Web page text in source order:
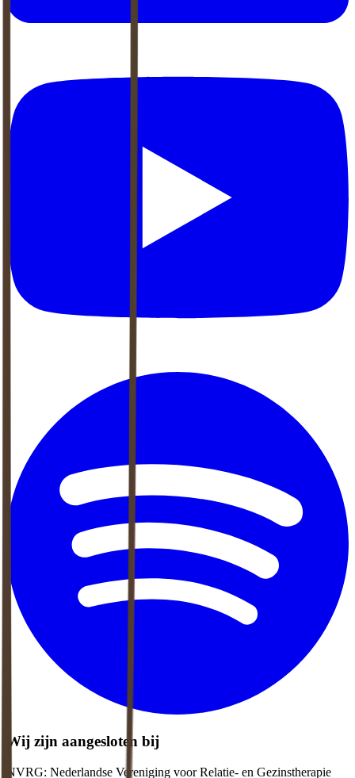
Wij zijn aangesloten bij
NVRG: Nederlandse Vereniging voor Relatie- en Gezinstherapie